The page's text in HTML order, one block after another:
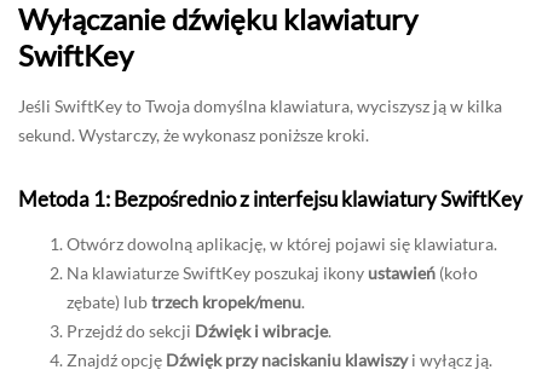
Wyłączanie dźwięku klawiatury
SwiftKey
Jeśli SwiftKey to Twoja domyślna klawiatura, wyciszysz ją w kilka
sekund. Wystarczy, że wykonasz poniższe kroki.
Metoda 1: Bezpośrednio z interfejsu klawiatury SwiftKey
Otwórz dowolną aplikację, w której pojawi się klawiatura.
Na klawiaturze SwiftKey poszukaj ikony ustawień (koło
zębate) lubtrzech kropek/menu.
Przejdź do sekcji Dźwięk i wibracje.
Znajdź opcję Dźwięk przy naciskaniu klawiszyi wyłącz ją.